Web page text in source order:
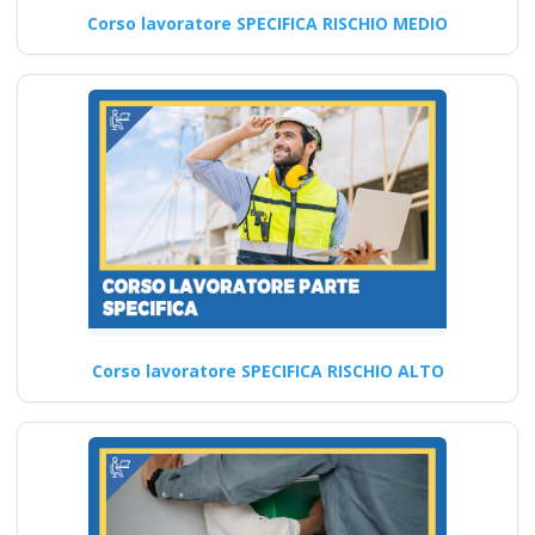
datore Evento
gratuiti più
partecipati dai
soggetto formatore
italiani di
aggiornamento
obbligatorio
ASPP/RSPP
(DL.81/08, RSPP) e
CSP/CSE (DL.81/08)
Lezioni in aula realtà
virtuale
Riconoscimento
della formazione con
nuovo Accordo 2025
corsi accreditati apri
Corso lavoratore SPECIFICA RISCHIO MEDIO
Corso lavoratore SPECIFICA RISCHIO ALTO